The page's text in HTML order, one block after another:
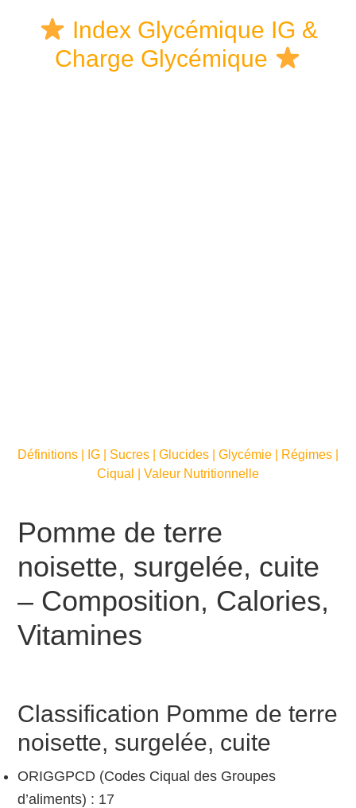
links
Index Glycémique IG &
Charge Glycémique
Définitions | IG | Sucres | Glucides | Glycémie | Régimes |
Ciqual | Valeur Nutritionnelle
Pomme de terre
noisette, surgelée, cuite
– Composition, Calories,
Vitamines
Classification Pomme de terre
noisette, surgelée, cuite
ORIGGPCD (Codes Ciqual des Groupes
d’aliments) : 17